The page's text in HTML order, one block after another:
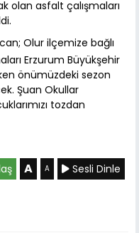
olan asfalt çalışmaları
Olur ilçemize bağlı
Erzurum Büyükşehir
önümüzdeki sezon
Şuan Okullar
tozdan
A A Sesli Dinle